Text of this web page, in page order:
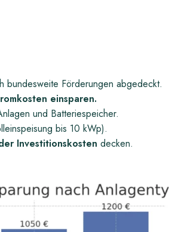
bundesweite Förderungen abgedeckt.
einsparen.
und Batteriespeicher.
bis 10 kWp).
Investitionskosten decken.